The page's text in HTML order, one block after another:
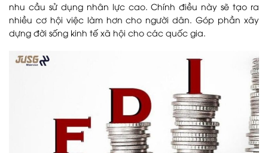
nhu cầu sử dụng nhân lực cao. Chính điều này sẽ tạo ra
nhiều cơ hội việc làm hơn cho người dân. Góp phần xây
dựng đời sống kinh tế xã hội cho các quốc gia.